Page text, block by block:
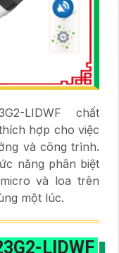
LIDWF chất
hợp cho việc
và công trình.
năng phân biệt
và loa trên
một lúc.
LIDWF